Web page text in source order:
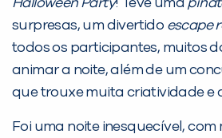
Halloween Party! Teve uma
surpresas, um divertido escape
todos os participantes, muitos
animar a noite, além de um
que trouxe muita criatividade e
Foi uma noite inesquecível, com
PEÇA UMA DEMONSTRAÇÃO
Não encontramos